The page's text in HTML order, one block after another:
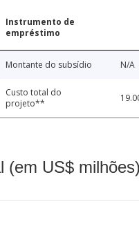
Instrumento de
empréstimo
Montante do subsídio N/A
Custo total do
projeto**
US$